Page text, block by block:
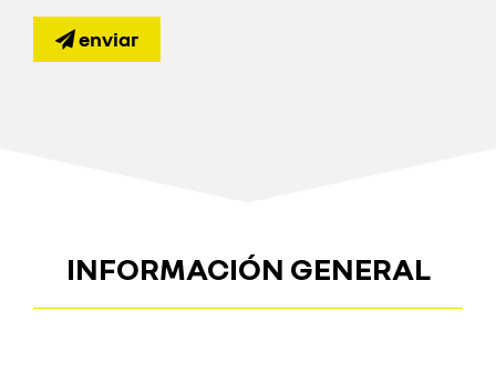
enviar
INFORMACIÓN GENERAL